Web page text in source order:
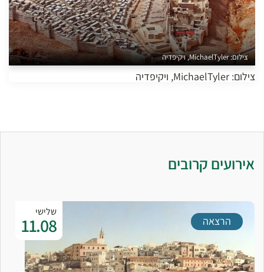
צילום: MichaelTyler, ויקיפדיה
צילום: MichaelTyler, ויקיפדיה
אירועים קרובים
שלישי
11.08 הרצאה